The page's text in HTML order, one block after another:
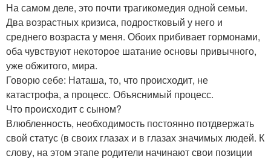
На самом деле, это почти трагикомедия одной семьи.
Два возрастных кризиса, подростковый у него и
среднего возраста у меня. Обоих прибивает гормонами,
оба чувствуют некоторое шатание основы привычного,
уже обжитого, мира.
Говорю себе: Наташа, то, что происходит, не
катастрофа, а процесс. Объяснимый процесс.
Что происходит с сыном?
Влюбленность, необходимость постоянно потдвержать
свой статус (в своих глазах и в глазах значимых людей. К
слову, на этом этапе родители начинают свои позиции